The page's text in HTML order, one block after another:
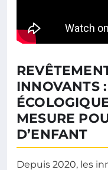
INNOVANTS
MESURE
D’ENFANT
Depuis 2020, les